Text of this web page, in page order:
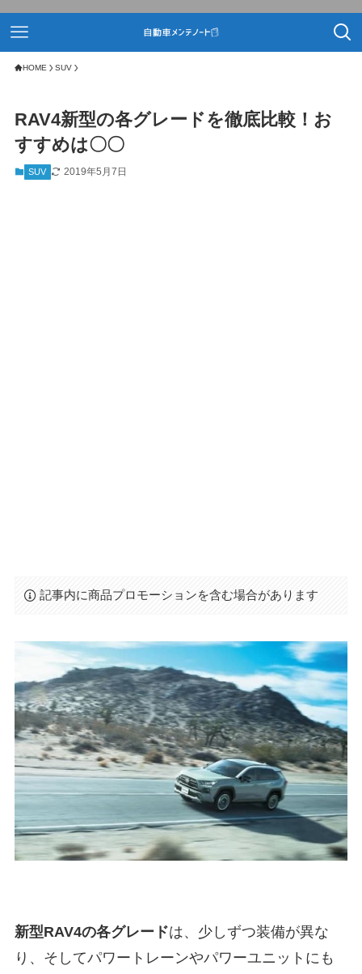
HOME SUV
RAV4新型の各グレードを徹底比較！お
すすめは〇〇
SUV 2019年5月7日
記事内に商品プロモーションを含む場合があります
新型RAV4の各グレードは、少しずつ装備が異な
り、そしてパワートレーンやパワーユニットにも